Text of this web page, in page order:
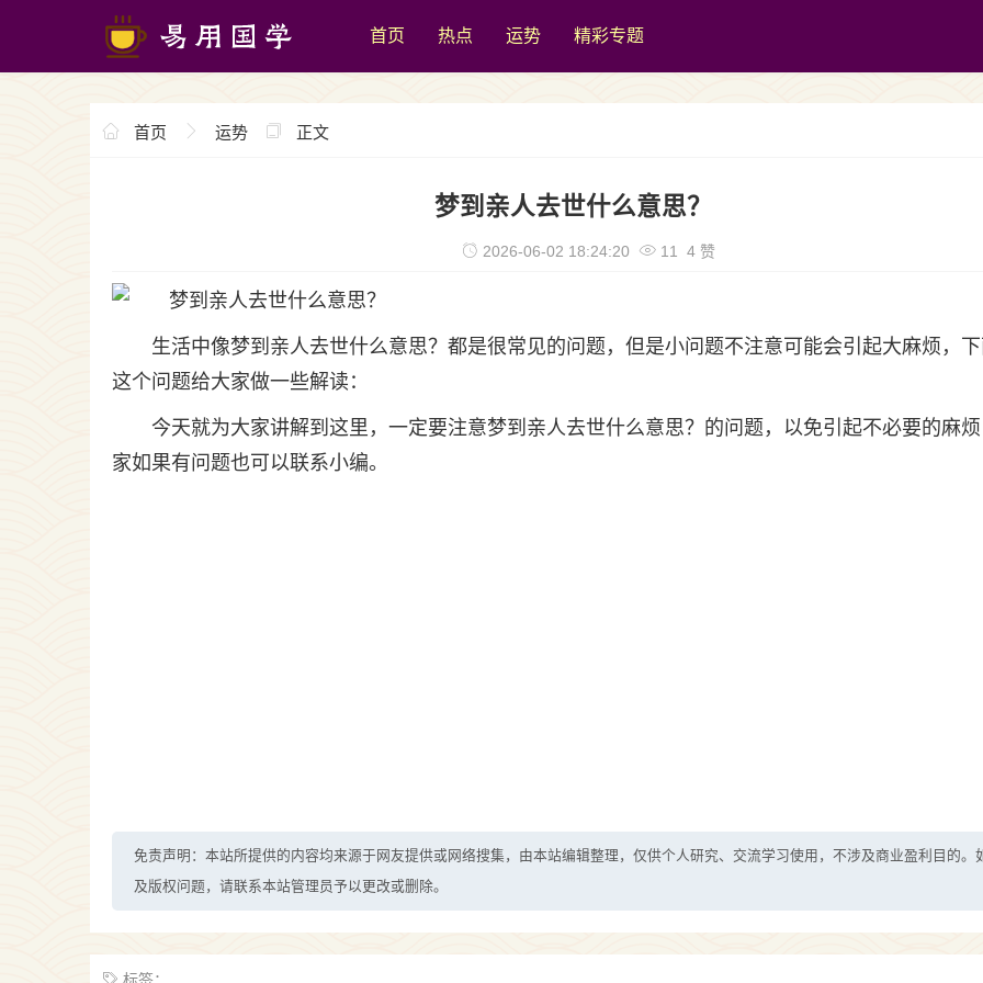
首页 热点 运势 精彩专题
首页 运势 正文
梦到亲人去世什么意思？
2026-06-02 18:24:20 11 4 赞
生活中像梦到亲人去世什么意思？都是很常见的问题，但是小问题不注意可能会引起大麻烦，
这个问题给大家做一些解读：
今天就为大家讲解到这里，一定要注意梦到亲人去世什么意思？的问题，以免引起不必要的麻
家如果有问题也可以联系小编。
免责声明：本站所提供的内容均来源于网友提供或网络搜集，由本站编辑整理，仅供个人研究、交流学习使用，不涉及商业盈利目的。
及版权问题，请联系本站管理员予以更改或删除。